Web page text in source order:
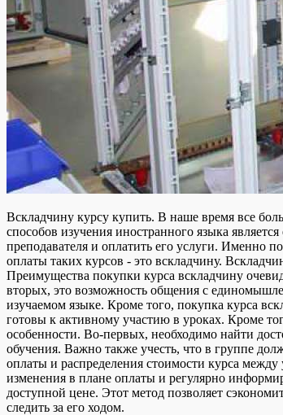
Вскладчину курсу купить. В наше время все
способов изучения иностранного языка
преподавателя и оплатить его услуги. Именно
оплаты таких курсов - это вскладчину.
Преимущества покупки курса вскладчину
вторых, это возможность общения с
изучаемом языке. Кроме того, покупка курса
готовы к активному участию в уроках. Кроме
особенности. Во-первых, необходимо найти
обучения. Важно также учесть, что в группе
оплаты и распределения стоимости курса
изменения в плане оплаты и регулярно
доступной цене. Этот метод позволяет
следить за его ходом.